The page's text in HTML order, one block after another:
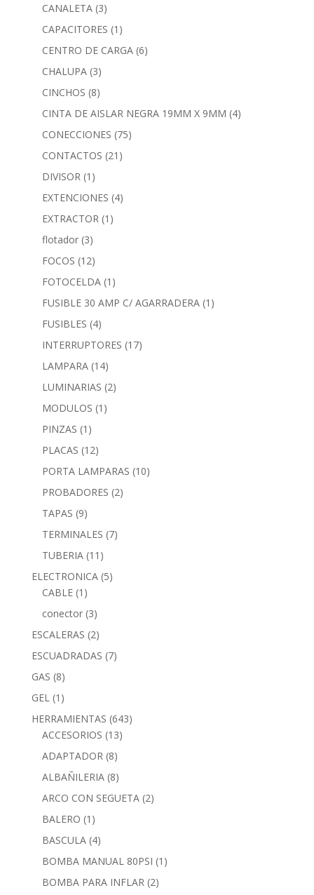
CANALETA (3)
CAPACITORES (1)
CENTRO DE CARGA (6)
CHALUPA (3)
CINCHOS (8)
CINTA DE AISLAR NEGRA 19MM X 9MM (4)
CONECCIONES (75)
CONTACTOS (21)
DIVISOR (1)
EXTENCIONES (4)
EXTRACTOR (1)
flotador (3)
FOCOS (12)
FOTOCELDA (1)
FUSIBLE 30 AMP C/ AGARRADERA (1)
FUSIBLES (4)
INTERRUPTORES (17)
LAMPARA (14)
LUMINARIAS (2)
MODULOS (1)
PINZAS (1)
PLACAS (12)
PORTA LAMPARAS (10)
PROBADORES (2)
TAPAS (9)
TERMINALES (7)
TUBERIA (11)
ELECTRONICA (5)
CABLE (1)
conector (3)
ESCALERAS (2)
ESCUADRADAS (7)
GAS (8)
GEL (1)
HERRAMIENTAS (643)
ACCESORIOS (13)
ADAPTADOR (8)
ALBAÑILERIA (8)
ARCO CON SEGUETA (2)
BALERO (1)
BASCULA (4)
BOMBA MANUAL 80PSI (1)
BOMBA PARA INFLAR (2)